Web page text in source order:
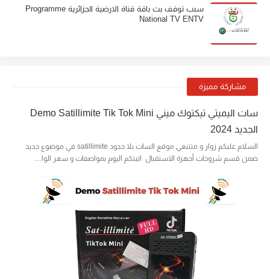
سبب توقف بث باقة قناة الارضية الجزائرية Programme
National TV ENTV
مشاركة مميزة
سات اليميتي تيكتوك ميني Demo Satillimite Tik Tok Mini
الجديد 2024
السلام عليكم زوار و متتبعي موقع السات بلا حدود satillimite في موضوع جديد
ضمن قسم شروحات أجهزة الاستقبال اتيتكم اليوم بمواصفات و سعر الوا…